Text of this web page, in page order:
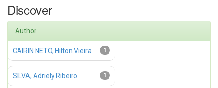
Discover
Author
1
CAIRIN NETO, Hilton Vieira
1
SILVA, Adriely Ribeiro